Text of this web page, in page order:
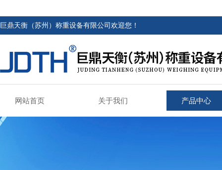
巨鼎天衡（苏州）称重设备有限公司欢迎您！
网站首页 关于我们 产品中心